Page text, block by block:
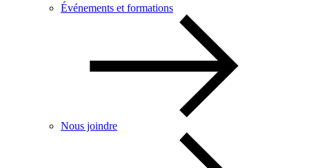
Événements et formations
Nous joindre